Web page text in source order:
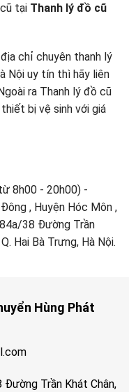
tại Thanh lý đồ cũ
chỉ chuyên thanh lý
Nội uy tín thì hãy liên
ra Thanh lý đồ cũ
bị vệ sinh với giá
8h00 - 20h00) -
, Huyện Hóc Môn ,
38 Đường Trần
Hai Bà Trưng, Hà Nội.
Hùng Phát
Trần Khát Chân,